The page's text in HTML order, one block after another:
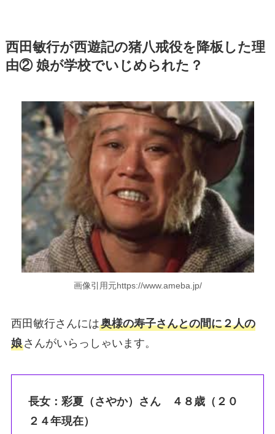
西田敏行が西遊記の猪八戒役を降板した理
由② 娘が学校でいじめられた？
画像引用元https://www.ameba.jp/
西田敏行さんには奥様の寿子さんとの間に２人の
娘さんがいらっしゃいます。
長女：彩夏（さやか）さん ４８歳（２０
２４年現在）